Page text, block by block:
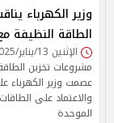
وزير الكهرباء
الطاقة النظيفة
الإثنين 13/يناير/2025 - 01:32 م
مشروعات تخزين
عصمت وزير
والاعتماد على
الموحدة